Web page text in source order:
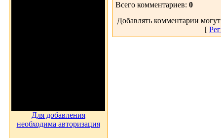
Для добавления
необходима авторизация
Всего комментариев: 0
Добавлять комментарии
[